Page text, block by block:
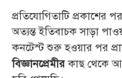
প্রতিযোগিতাটি প্রকাশের
অত্যন্ত ইতিবাচক সাড়া
কনটেস্ট শুরু হওয়ার পর
বিজ্ঞানপ্রেমীরকাছ থেকে